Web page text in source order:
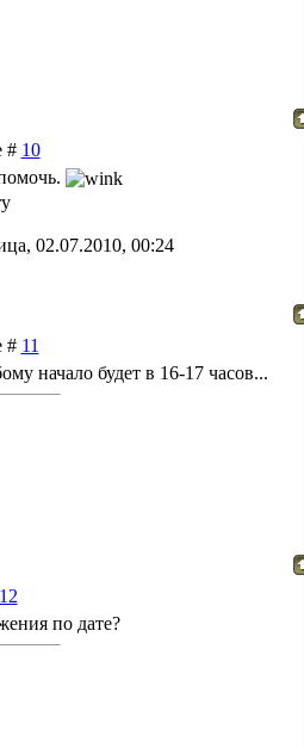
# 10
02.07.2010, 00:24
# 11
начало будет в 16-17 часов...
12
по дате?